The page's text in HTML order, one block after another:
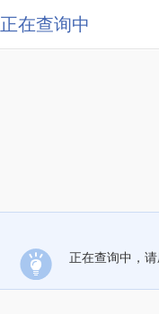
正在查询中
正在查询中，